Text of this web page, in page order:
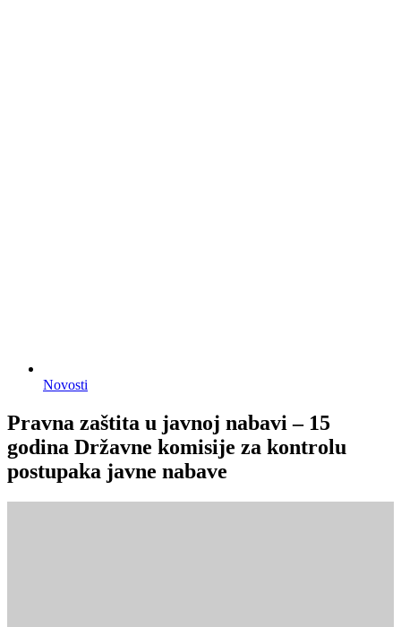
Novosti
Pravna zaštita u javnoj nabavi – 15
godina Državne komisije za kontrolu
postupaka javne nabave